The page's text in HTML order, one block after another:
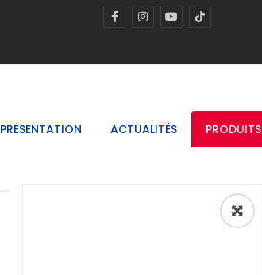
PRÉSENTATION ACTUALITÉS PRODUITS
🔍